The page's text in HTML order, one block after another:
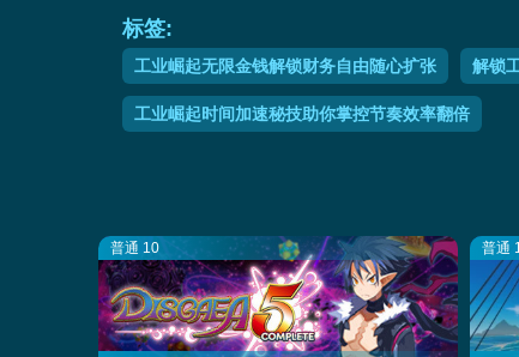
标签:
工业崛起无限金钱解锁财务自由随心扩张 解锁
工业崛起时间加速秘技助你掌控节奏效率翻倍
普通 10 普通